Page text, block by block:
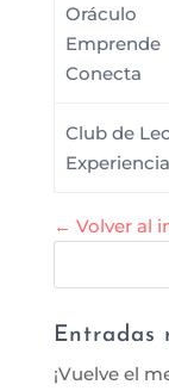
Oráculo
Emprende
Conecta
Club de
← Volver al
Entradas
¡Vuelve el